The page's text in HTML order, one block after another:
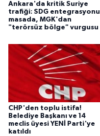
Ankara'da kritik Suriye
trafiği: SDG entegrasyonu
masada, MGK'dan
"terörsüz bölge" vurgusu
CHP'den toplu istifa!
Belediye Başkanı ve 14
meclis üyesi YENİ Parti'ye
katıldı